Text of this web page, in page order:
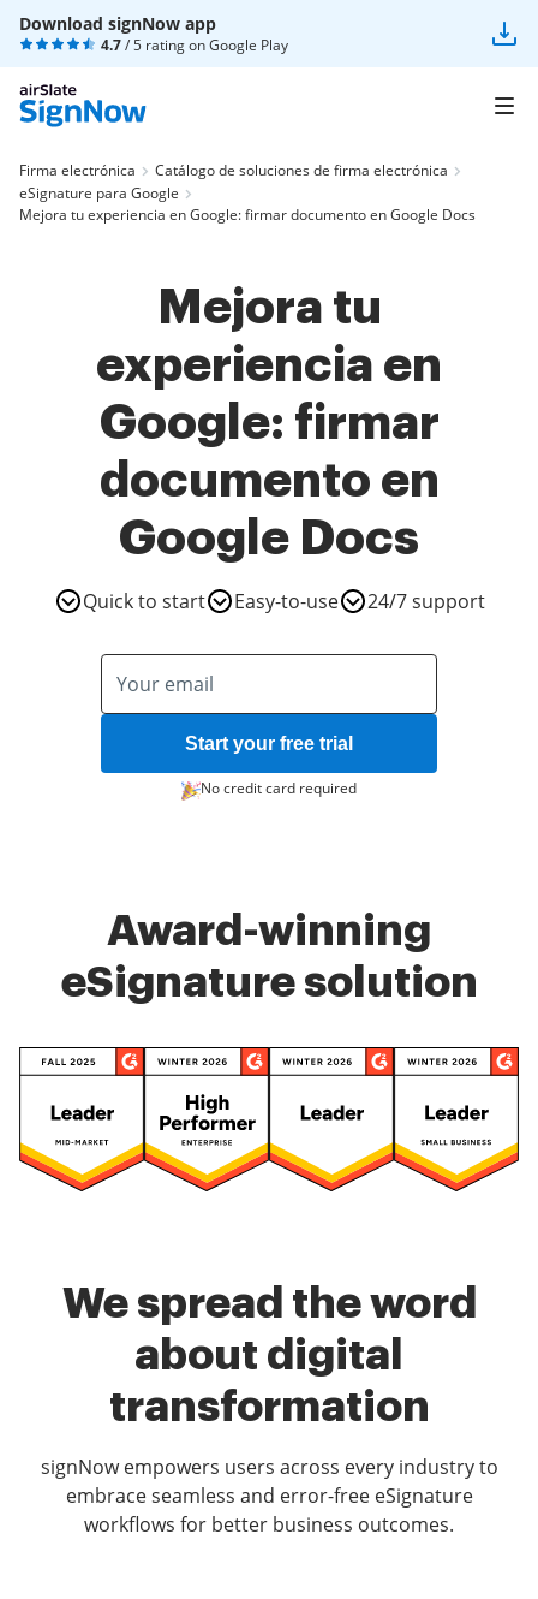
Download signNow app
4.7/ 5 rating onGoogle Play
Firma electrónica
Catálogo de soluciones de firma electrónica
eSignature para Google
Mejora tu experiencia en Google: firmar documento en Google Docs
Mejora tu
experiencia en
Google: firmar
documento en
Google Docs
Quick to start Easy-to-use 24/7 support
Start your free trial
No credit card required
Award-winning
eSignature solution
We spread the word
about digital
transformation
signNow empowers users across every industry to
embrace seamless and error-free eSignature
workflows for better business outcomes.